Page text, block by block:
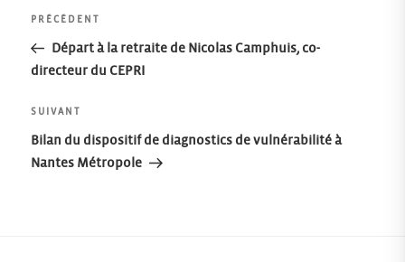
Navigation
de
l’article
Article
précédent
PRÉCÉDENT
Départ à la retraite de Nicolas Camphuis, co-
directeur du CEPRI
Article
suivant
SUIVANT
Bilan du dispositif de diagnostics de vulnérabilité à
Nantes Métropole